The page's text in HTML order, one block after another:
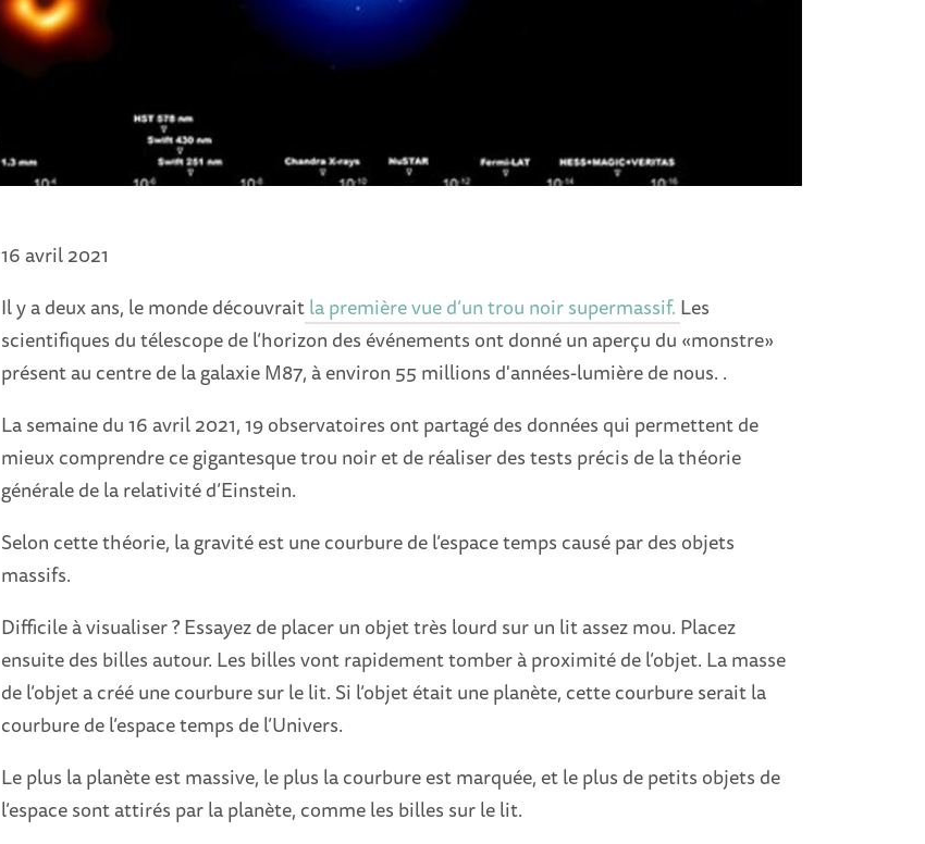
16 avril 2021
Il y a deux ans, le monde découvraitla première vue d’un trou noir supermassif. Les
scientifiques du télescope de l’horizon des événements ont donné un aperçu du «monstre»
présent au centre de la galaxie M87, à environ 55 millions d'années-lumière de nous. .
La semaine du 16 avril 2021, 19 observatoires ont partagé des données qui permettent de
mieux comprendre ce gigantesque trou noir et de réaliser des tests précis de la théorie
générale de la relativité d’Einstein.
Selon cette théorie, la gravité est une courbure de l’espace temps causé par des objets
massifs.
Difficile à visualiser ? Essayez de placer un objet très lourd sur un lit assez mou. Placez
ensuite des billes autour. Les billes vont rapidement tomber à proximité de l’objet. La masse
de l’objet a créé une courbure sur le lit. Si l’objet était une planète, cette courbure serait la
courbure de l’espace temps de l’Univers.
Le plus la planète est massive, le plus la courbure est marquée, et le plus de petits objets de
l’espace sont attirés par la planète, comme les billes sur le lit.